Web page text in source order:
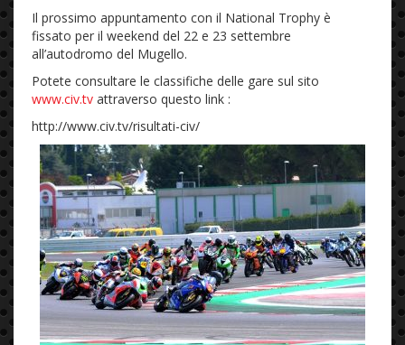
Il prossimo appuntamento con il National Trophy è
fissato per il weekend del 22 e 23 settembre
all’autodromo del Mugello.
Potete consultare le classifiche delle gare sul sito
www.civ.tv attraverso questo link :
http://www.civ.tv/risultati-civ/